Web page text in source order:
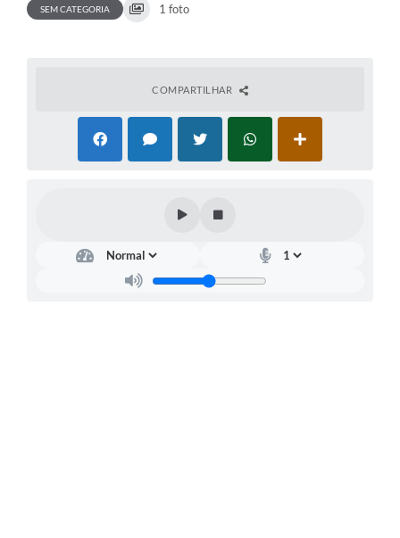
SEM CATEGORIA 1 foto
COMPARTILHAR